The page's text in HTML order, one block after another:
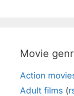
Movie
Action
Adult films (